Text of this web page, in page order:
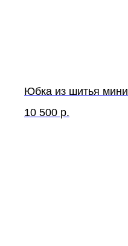
Юбка из шитья мини
10 500 р.